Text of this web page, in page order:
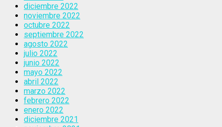
diciembre 2022
noviembre 2022
octubre 2022
septiembre 2022
agosto 2022
julio 2022
junio 2022
mayo 2022
abril 2022
marzo 2022
febrero 2022
enero 2022
diciembre 2021